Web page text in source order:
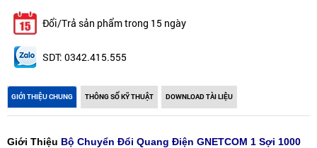
Đổi/Trả sản phẩm trong 15 ngày
SDT: 0342.415.555
GIỚI THIỆU CHUNG THÔNG SỐ KỸ THUẬT DOWNLOAD TÀI LIỆU
Giới Thiệu Bộ Chuyển Đổi Quang Điện GNETCOM 1 Sợi 1000